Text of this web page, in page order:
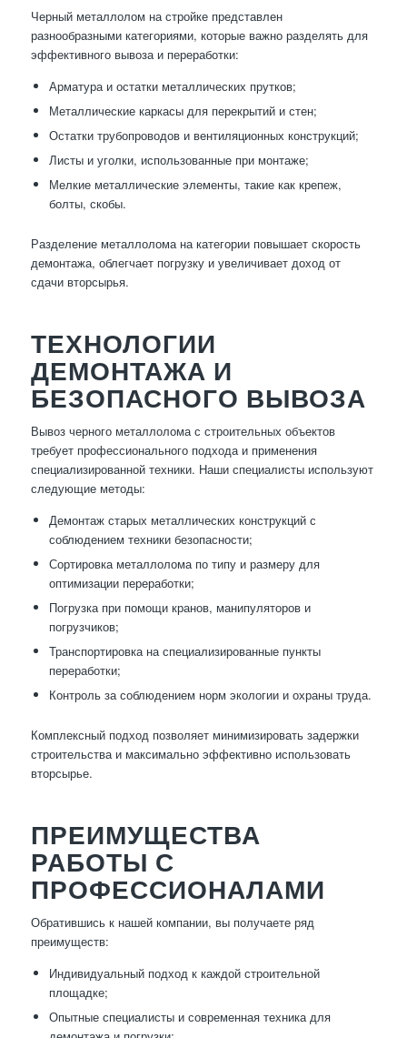
Черный металлолом на стройке представлен
разнообразными категориями, которые важно разделять для
эффективного вывоза и переработки:
Арматура и остатки металлических прутков;
Металлические каркасы для перекрытий и стен;
Остатки трубопроводов и вентиляционных конструкций;
Листы и уголки, использованные при монтаже;
Мелкие металлические элементы, такие как крепеж,
болты, скобы.
Разделение металлолома на категории повышает скорость
демонтажа, облегчает погрузку и увеличивает доход от
сдачи вторсырья.
ТЕХНОЛОГИИ
ДЕМОНТАЖА И
БЕЗОПАСНОГО ВЫВОЗА
Вывоз черного металлолома с строительных объектов
требует профессионального подхода и применения
специализированной техники. Наши специалисты используют
следующие методы:
Демонтаж старых металлических конструкций с
соблюдением техники безопасности;
Сортировка металлолома по типу и размеру для
оптимизации переработки;
Погрузка при помощи кранов, манипуляторов и
погрузчиков;
Транспортировка на специализированные пункты
переработки;
Контроль за соблюдением норм экологии и охраны труда.
Комплексный подход позволяет минимизировать задержки
строительства и максимально эффективно использовать
вторсырье.
ПРЕИМУЩЕСТВА
РАБОТЫ С
ПРОФЕССИОНАЛАМИ
Обратившись к нашей компании, вы получаете ряд
преимуществ:
Индивидуальный подход к каждой строительной
площадке;
Опытные специалисты и современная техника для